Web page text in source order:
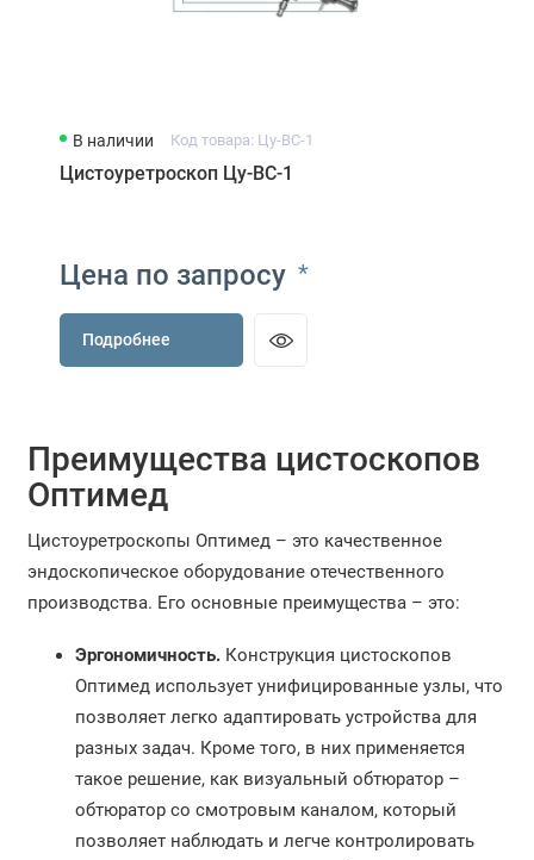
В наличии Код товара: Цу-ВС-1
Цистоуретроскоп Цу-ВС-1
Цена по запросу *
Подробнее
Преимущества цистоскопов
Оптимед
Цистоуретроскопы Оптимед – это качественное
эндоскопическое оборудование отечественного
производства. Его основные преимущества – это:
Эргономичность.Конструкция цистоскопов
Оптимед использует унифицированные узлы, что
позволяет легко адаптировать устройства для
разных задач. Кроме того, в них применяется
такое решение, как визуальный обтюратор –
обтюратор со смотровым каналом, который
позволяет наблюдать и легче контролировать